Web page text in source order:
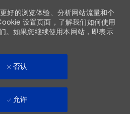
好的浏览体验、分析网站流量和个
设置页面，了解我们如何使用
。如果您继续使用本网站，即表示
否认
允许